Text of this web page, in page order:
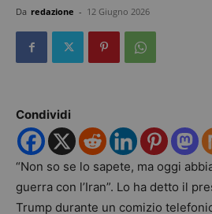
Da redazione - 12 Giugno 2026
Condividi
“Non so se lo sapete, ma oggi
guerra con l’Iran”. Lo ha detto il
Trump durante un comizio